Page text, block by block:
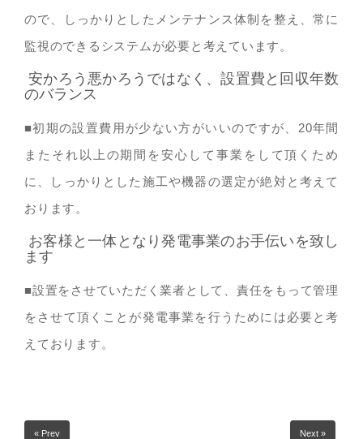
ので、しっかりとしたメンテナンス体制を整え、常に
監視のできるシステムが必要と考えています。
安かろう悪かろうではなく、設置費と回収年数
のバランス
■初期の設置費用が少ない方がいいのですが、20年間
またそれ以上の期間を安心して事業をして頂くため
に、しっかりとした施工や機器の選定が絶対と考えて
おります。
お客様と一体となり発電事業のお手伝いを致し
ます
■設置をさせていただく業者として、責任をもって管理
をさせて頂くことが発電事業を行うためには必要と考
えております。
« Prev Next »